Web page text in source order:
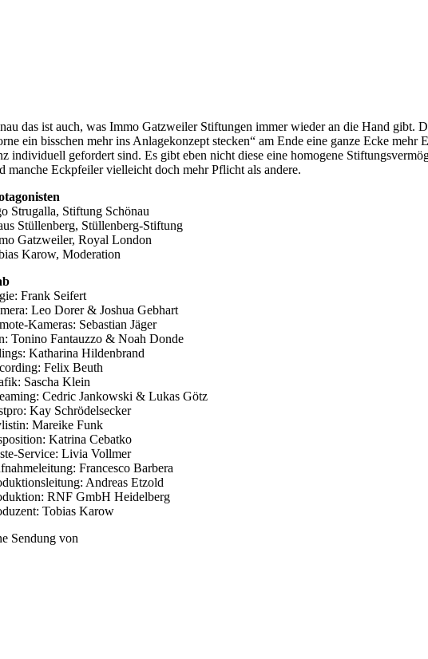
das ist auch, was Immo Gatzweiler Stiftungen immer wieder an die Hand gibt.
ein bisschen mehr ins Anlagekonzept stecken“ am Ende eine ganze Ecke
individuell gefordert sind. Es gibt eben nicht diese eine homogene
manche Eckpfeiler vielleicht doch mehr Pflicht als andere.
Strugalla, Stiftung Schönau
Stüllenberg, Stüllenberg-Stiftung
Gatzweiler, Royal London
Karow, Moderation
Frank Seifert
Leo Dorer & Joshua Gebhart
Kameras: Sebastian Jäger
Tonino Fantauzzo & Noah Donde
Katharina Hildenbrand
Felix Beuth
Sascha Klein
Cedric Jankowski & Lukas Götz
Kay Schrödelsecker
Mareike Funk
Katrina Cebatko
Service: Livia Vollmer
Francesco Barbera
Andreas Etzold
RNF GmbH Heidelberg
Tobias Karow
Sendung von